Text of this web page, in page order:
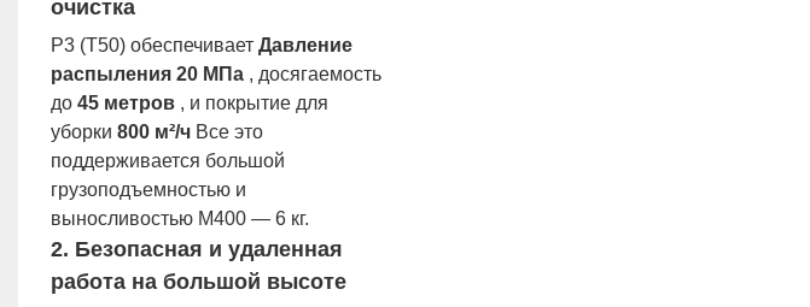
очистка
P3 (T50) обеспечивает Давление
распыления 20 МПа , досягаемость
до 45 метров , и покрытие для
уборки 800 м²/ч Все это
поддерживается большой
грузоподъемностью и
выносливостью M400 — 6 кг.
2. Безопасная и удаленная
работа на большой высоте